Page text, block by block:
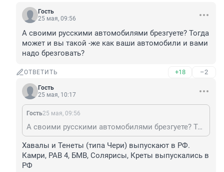
Гость
25 мая, 09:56
А своими русскими автомобилями брезгуете? Тогда
может и вы такой -же как ваши автомобили и вами
надо брезговать?
ОТВЕТИТЬ +18 –2
Гость
25 мая, 10:17
Гость25 мая, 09:56
А своими русскими автомобилями брезгуете? Тогда может и вы такой -же как ваши автомобили и вами надо брезговать?
Хавалы и Тенеты (типа Чери) выпускают в РФ.
Камри, РАВ 4, БМВ, Солярисы, Креты выпускались в
РФ